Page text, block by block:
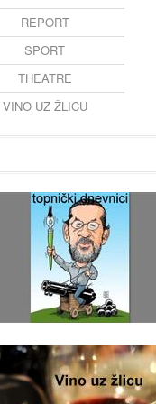
REPORT
SPORT
THEATRE
VINO UZ ŽLICU